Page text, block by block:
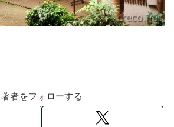
著者をフォローする